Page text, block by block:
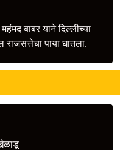
बाबर याने दिल्लीच्या
पाया घातला.